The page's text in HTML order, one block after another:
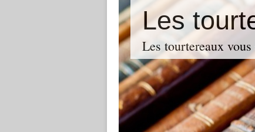
Les
Les tourtereaux